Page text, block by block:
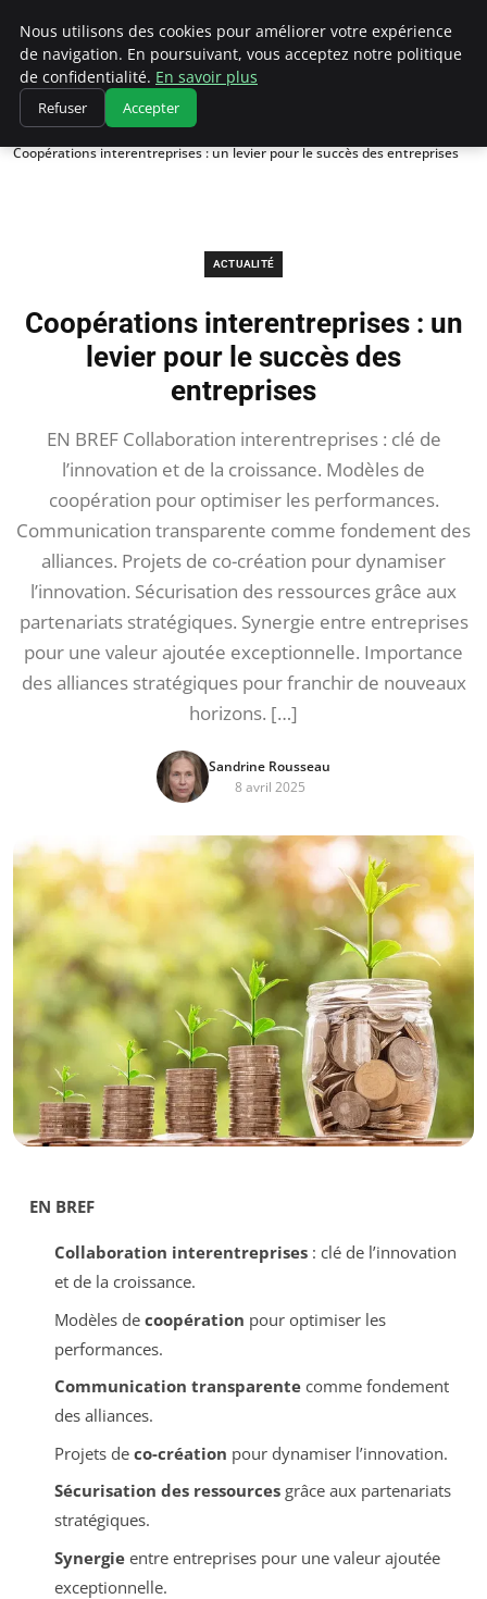
Chasseur De Tête
Accueil
Actualité
Coopérations interentreprises : un levier pour le succès des entreprises
ACTUALITÉ
Coopérations interentreprises : un
levier pour le succès des
entreprises
EN BREF Collaboration interentreprises : clé de
l’innovation et de la croissance. Modèles de
coopération pour optimiser les performances.
Communication transparente comme fondement des
alliances. Projets de co-création pour dynamiser
l’innovation. Sécurisation des ressources grâce aux
partenariats stratégiques. Synergie entre entreprises
pour une valeur ajoutée exceptionnelle. Importance
des alliances stratégiques pour franchir de nouveaux
horizons. […]
Sandrine Rousseau
8 avril 2025
EN BREF
Collaboration interentreprises: clé de l’innovation
et de la croissance.
Modèles de coopération pour optimiser les
performances.
Communication transparentecomme fondement
des alliances.
Projets de co-création pour dynamiser l’innovation.
Sécurisation des ressourcesgrâce aux partenariats
stratégiques.
Synergieentre entreprises pour une valeur ajoutée
exceptionnelle.
Nous utilisons des cookies pour améliorer votre expérience
de navigation. En poursuivant, vous acceptez notre politique
de confidentialité. En savoir plus
Refuser Accepter